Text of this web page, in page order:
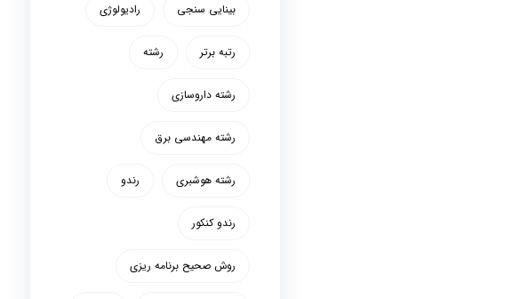
بینایی سنجی رادیولوژی
رتبه برتر رشته
رشته داروسازی
رشته مهندسی برق
رشته هوشبری رندو
رندو کنکور
روش صحیح برنامه ریزی